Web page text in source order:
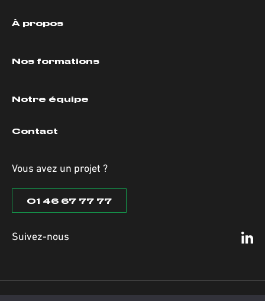
À propos
Nos formations
Notre équipe
Contact
Vous avez un projet ?
01 46 67 77 77
Suivez-nous